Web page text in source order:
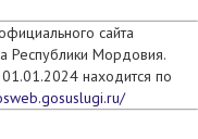
сайта
Республики Мордовия.
находится по